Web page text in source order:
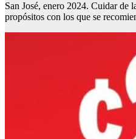
San José, enero 2024. Cuidar de
propósitos con los que se